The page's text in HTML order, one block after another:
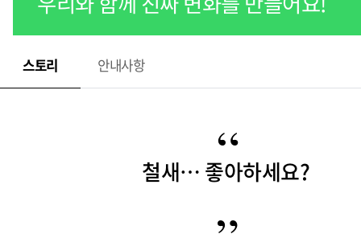
스토리 안내사항
철새… 좋아하세요?